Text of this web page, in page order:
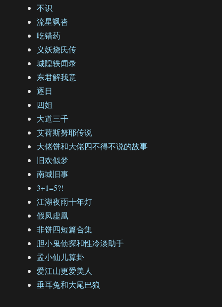
不识
流星飒沓
吃错药
义妖烧氏传
城隍轶闻录
东君解我意
逐日
四姐
大道三千
艾荷斯努耶传说
大佬饼和大佬四不得不说的故事
旧欢似梦
南城旧事
3+1=5?!
江湖夜雨十年灯
假凤虚凰
非饼四短篇合集
胆小鬼侦探和性冷淡助手
孟小仙儿算卦
爱江山更爱美人
垂耳兔和大尾巴狼